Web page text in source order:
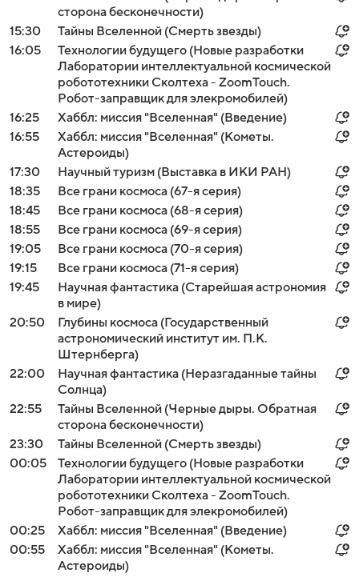
сторона бесконечности)
15:30
Тайны Вселенной (Смерть звезды)
16:05
Технологии будущего (Новые разработки
Лаборатории интеллектуальной космической
робототехники Сколтеха - ZoomTouch.
Робот-заправщик для элекромобилей)
16:25
Хаббл: миссия "Вселенная" (Введение)
16:55
Хаббл: миссия "Вселенная" (Кометы.
Астероиды)
17:30
Научный туризм (Выставка в ИКИ РАН)
18:35
Все грани космоса (67-я серия)
18:45
Все грани космоса (68-я серия)
18:55
Все грани космоса (69-я серия)
19:05
Все грани космоса (70-я серия)
19:15
Все грани космоса (71-я серия)
19:45
Научная фантастика (Старейшая астрономия
в мире)
20:50
Глубины космоса (Государственный
астрономический институт им. П.К.
Штернберга)
22:00
Научная фантастика (Неразгаданные тайны
Солнца)
22:55
Тайны Вселенной (Черные дыры. Обратная
сторона бесконечности)
23:30
Тайны Вселенной (Смерть звезды)
00:05
Технологии будущего (Новые разработки
Лаборатории интеллектуальной космической
робототехники Сколтеха - ZoomTouch.
Робот-заправщик для элекромобилей)
00:25
Хаббл: миссия "Вселенная" (Введение)
00:55
Хаббл: миссия "Вселенная" (Кометы.
Астероиды)